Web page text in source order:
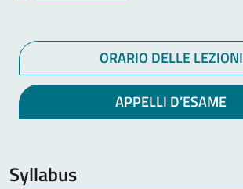
ORARIO DELLE LEZIONI
APPELLI D’ESAME
Syllabus